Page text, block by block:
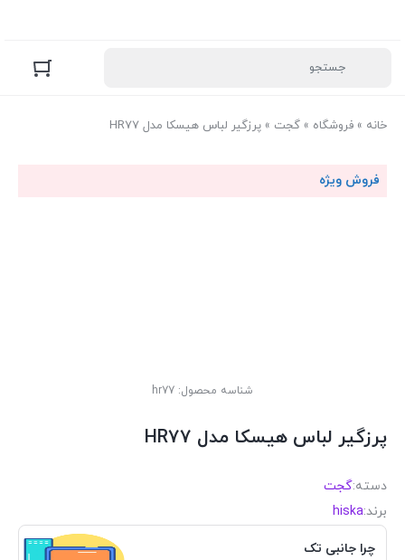
خانه » فروشگاه » گجت » پرزگیر لباس هیسکا مدل HR77
فروش ویژه
شناسه محصول: hr77
پرزگیر لباس هیسکا مدل HR77
دسته:گجت
برند:hiska
چرا جانبی تک